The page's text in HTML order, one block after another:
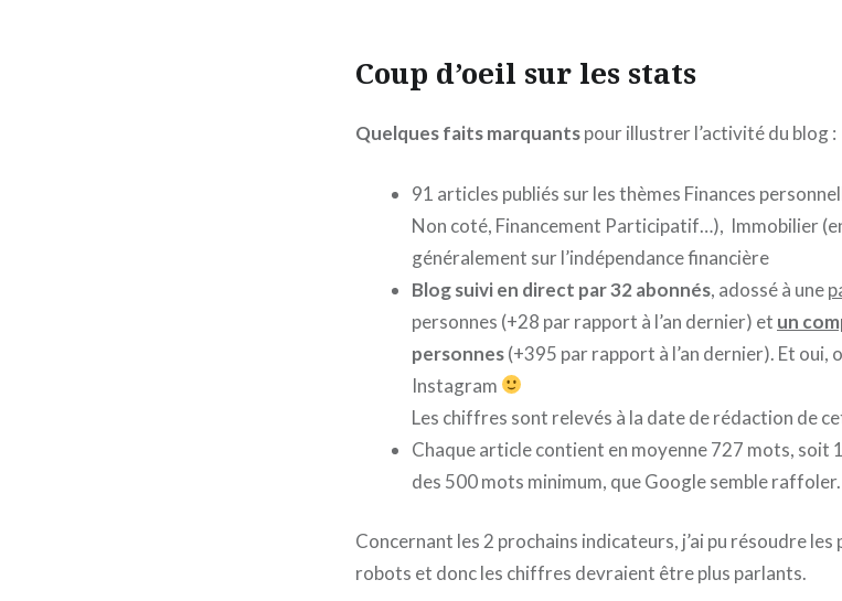
Coup d’oeil sur les stats
Quelques faits marquantspour illustrer l’activité du blog :
91 articles publiés sur les thèmes Finances
Non coté, Financement Participatif…), Immobilier
généralement sur l’indépendance financière
Blog suivi en direct par 32 abonnés, adossé à une
personnes (+28 par rapport à l’an dernier) et un
personnes(+395 par rapport à l’an dernier). Et oui,
Instagram
Les chiffres sont relevés à la date de rédaction de
Chaque article contient en moyenne 727 mots, soit
des 500 mots minimum, que Google semble raffoler.
Concernant les 2 prochains indicateurs, j’ai pu résoudre
robots et donc les chiffres devraient être plus parlants.